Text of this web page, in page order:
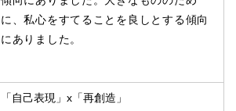
に、私心をすてることを良しとする傾向
にありました。
「自己表現」x「再創造」